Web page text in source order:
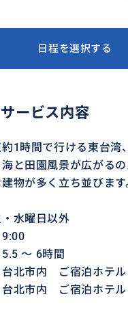
日程を選択する
ービス内容
1時間で行ける東台湾
と田園風景が広がる
物が多く立ち並びます
・水曜日以外
9:00
5.5 ～ 6時間
台北市内 ご宿泊ホテル
台北市内 ご宿泊ホテル